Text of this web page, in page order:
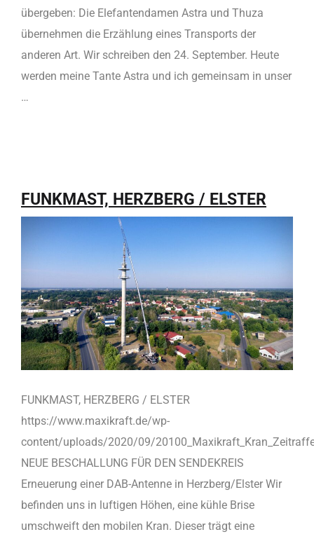
übergeben: Die Elefantendamen Astra und Thuza
übernehmen die Erzählung eines Transports der
anderen Art. Wir schreiben den 24. September. Heute
werden meine Tante Astra und ich gemeinsam in unser
…
FUNKMAST, HERZBERG / ELSTER
FUNKMAST, HERZBERG / ELSTER
https://www.maxikraft.de/wp-
content/uploads/2020/09/
NEUE BESCHALLUNG FÜR DEN SENDEKREIS
Erneuerung einer DAB-Antenne in Herzberg/Elster Wir
befinden uns in luftigen Höhen, eine kühle Brise
umschweift den mobilen Kran. Dieser trägt eine